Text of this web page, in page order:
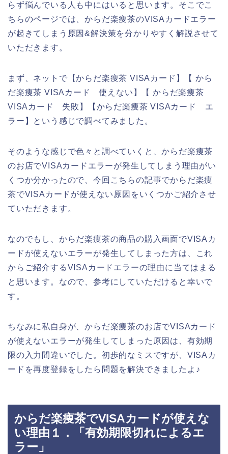
らず悩んでいる人も中にはいると思います。そこでこ
ちらのページでは、からだ楽痩茶のVISAカードエラー
が起きてしまう原因&解決策を分かりやすく解説させて
いただきます。
まず、ネットで【からだ楽痩茶 VISAカード】【 から
だ楽痩茶 VISAカード 使えない】【 からだ楽痩茶
VISAカード 失敗】【からだ楽痩茶 VISAカード エ
ラー】という感じで調べてみました。
そのような感じで色々と調べていくと、からだ楽痩茶
のお店でVISAカードエラーが発生してしまう理由がい
くつか分かったので、今回こちらの記事でからだ楽痩
茶でVISAカードが使えない原因をいくつかご紹介させ
ていただきます。
なのでもし、からだ楽痩茶の商品の購入画面でVISAカ
ードが使えないエラーが発生してしまった方は、これ
からご紹介するVISAカードエラーの理由に当てはまる
と思います。なので、参考にしていただけると幸いで
す。
ちなみに私自身が、からだ楽痩茶のお店でVISAカード
が使えないエラーが発生してしまった原因は、有効期
限の入力間違いでした。初歩的なミスですが、VISAカ
ードを再度登録をしたら問題を解決できましたよ♪
からだ楽痩茶でVISAカードが使えな
い理由１．「有効期限切れによるエ
ラー」